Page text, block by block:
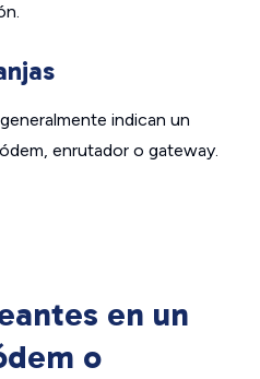
indican un
enrutador o gateway.
en un
o